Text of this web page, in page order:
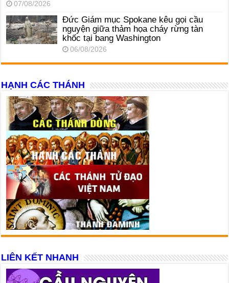
07/08/2026
Đức Giám mục Spokane kêu gọi cầu
nguyện giữa thảm họa cháy rừng tàn
khốc tại bang Washington
06/08/2026
HẠNH CÁC THÁNH
LIÊN KẾT NHANH